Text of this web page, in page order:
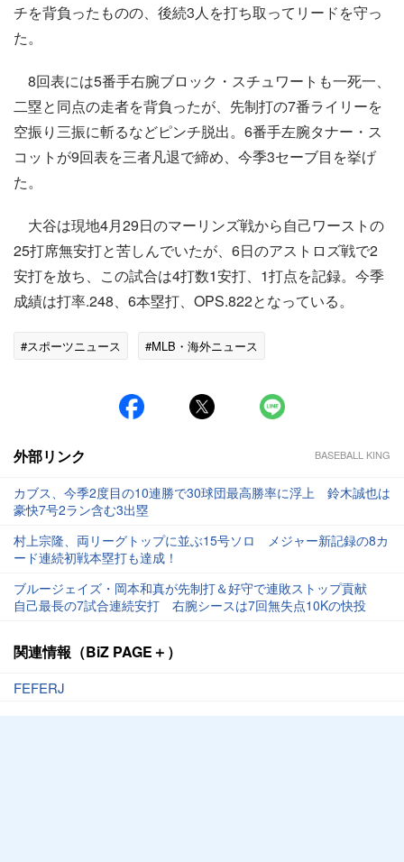
チを背負ったものの、後続3人を打ち取ってリードを守っ
た。
8回表には5番手右腕ブロック・スチュワートも一死一、
二塁と同点の走者を背負ったが、先制打の7番ライリーを
空振り三振に斬るなどピンチ脱出。6番手左腕タナー・ス
コットが9回表を三者凡退で締め、今季3セーブ目を挙げ
た。
大谷は現地4月29日のマーリンズ戦から自己ワーストの
25打席無安打と苦しんでいたが、6日のアストロズ戦で2
安打を放ち、この試合は4打数1安打、1打点を記録。今季
成績は打率.248、6本塁打、OPS.822となっている。
#スポーツニュース #MLB・海外ニュース
外部リンク BASEBALL KING
カブス、今季2度目の10連勝で30球団最高勝率に浮上 鈴木誠也は
豪快7号2ラン含む3出塁
村上宗隆、両リーグトップに並ぶ15号ソロ メジャー新記録の8カ
ード連続初戦本塁打も達成！
ブルージェイズ・岡本和真が先制打＆好守で連敗ストップ貢献
自己最長の7試合連続安打 右腕シースは7回無失点10Kの快投
関連情報（BiZ PAGE＋）
FEFERJ